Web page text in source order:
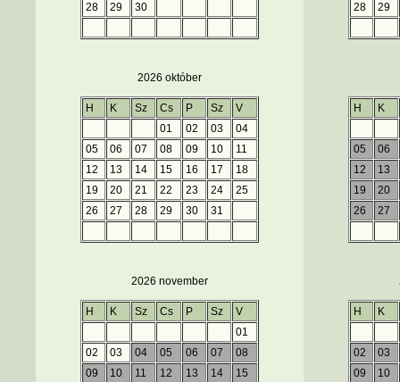
28
29 30
2026 október
H K Sz Cs P Sz
V
01
02 03
04
05
06 07 08 09 10
11
12
13 14 15 16 17
18
19
20 21 22 23 24
25
26
27 28 29 30 31
2026 november
H K Sz Cs P Sz
V
01
02
03 04 05 06 07
08
09
10 11 12 13 14
15
28
29
H K
05
06
12
13
19
20
26
27
H K
02
03
09
10